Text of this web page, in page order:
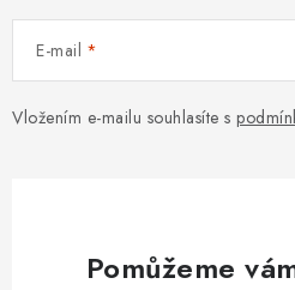
E-mail
Vložením e-mailu souhlasíte s
Pomůžeme